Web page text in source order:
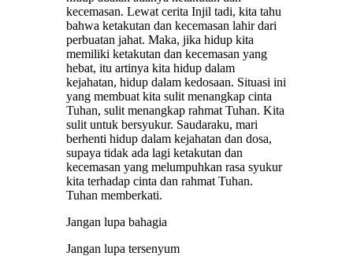
kecemasan. Lewat cerita Injil tadi, kita tahu
bahwa ketakutan dan kecemasan lahir dari
perbuatan jahat. Maka, jika hidup kita
memiliki ketakutan dan kecemasan yang
hebat, itu artinya kita hidup dalam
kejahatan, hidup dalam kedosaan. Situasi ini
yang membuat kita sulit menangkap cinta
Tuhan, sulit menangkap rahmat Tuhan. Kita
sulit untuk bersyukur. Saudaraku, mari
berhenti hidup dalam kejahatan dan dosa,
supaya tidak ada lagi ketakutan dan
kecemasan yang melumpuhkan rasa syukur
kita terhadap cinta dan rahmat Tuhan.
Tuhan memberkati.
Jangan lupa bahagia
Jangan lupa tersenyum